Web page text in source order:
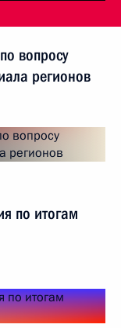
вопросу
регионов
по итогам